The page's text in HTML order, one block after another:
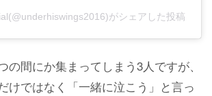
がシェアした投稿
の間にか集まってしまう3人ですが、
けではなく「一緒に泣こう」と言っ